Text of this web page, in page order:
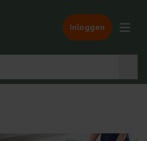
Inloggen